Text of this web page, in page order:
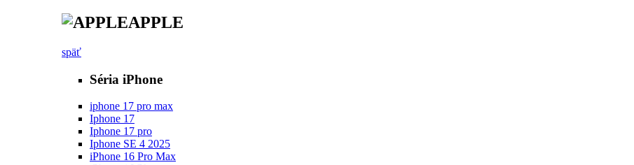
APPLE
späť
Séria iPhone
iphone 17 pro max
Iphone 17
Iphone 17 pro
Iphone SE 4 2025
iPhone 16 Pro Max